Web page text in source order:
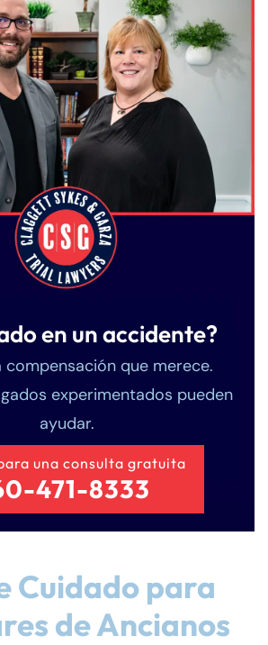
en un accidente?
compensación que merece.
experimentados pueden
ayudar.
una consulta gratuita
471-8333
Cuidado para
de Ancianos